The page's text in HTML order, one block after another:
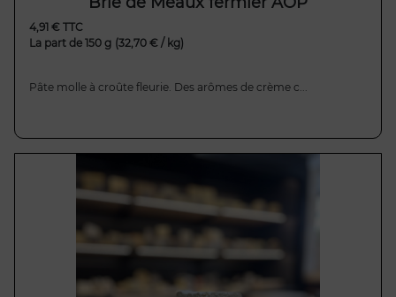
4,91 € TTC
La part de 150 g (32,70 € / kg)
Pâte molle à croûte fleurie. Des arômes de crème c...